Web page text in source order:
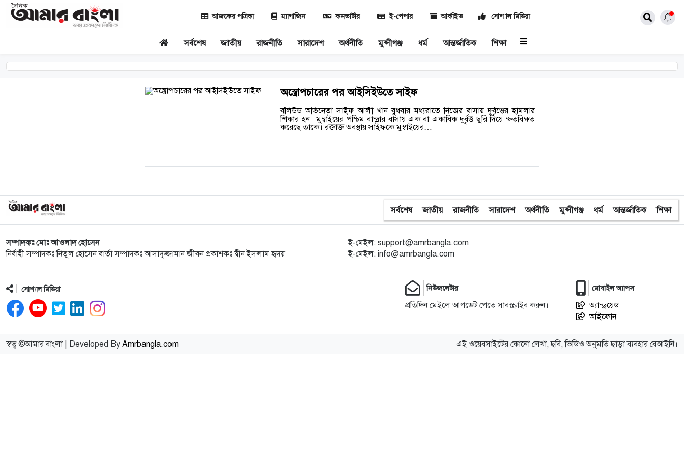
আজকের পত্রিকা ম্যাগাজিন কনভার্টার ই-পেপার আর্কাইভ সোশ্যাল মিডিয়া
সর্বশেষ জাতীয় রাজনীতি সারাদেশ অর্থনীতি মুন্সীগঞ্জ ধর্ম আন্তর্জাতিক শিক্ষা
অস্ত্রোপচারের পর আইসিইউতে সাইফ
বলিউড অভিনেতা সাইফ আলী খান বুধবার মধ্যরাতে নিজের বাসায় দুর্বৃত্তের হামলার
শিকার হন। মুম্বাইয়ের পশ্চিম বান্দ্রার বাসায় এক বা একাধিক দুর্বৃত্ত ছুরি দিয়ে ক্ষতবিক্ষত
করেছে তাকে। রক্তাক্ত অবস্থায় সাইফকে মুম্বাইয়ের…
সর্বশেষ জাতীয় রাজনীতি সারাদেশ অর্থনীতি মুন্সীগঞ্জ ধর্ম আন্তর্জাতিক শিক্ষা
সম্পাদকঃ মোঃ আওলাদ হোসেন
নির্বাহী সম্পাদকঃ নিতুল হোসেন বার্তা সম্পাদকঃ আসাদুজ্জামান জীবন প্রকাশকঃ দ্বীন ইসলাম হৃদয়
ই-মেইল: support@amrbangla.com
ই-মেইল: info@amrbangla.com
সোশ্যাল মিডিয়া নিউজলেটার
প্রতিদিন মেইলে আপডেট পেতে সাবস্ক্রাইব করুন।
মোবাইল অ্যাপস
অ্যান্ড্রয়েড
আইফোন
স্বত্ব ©আমার বাংলা | Developed By Amrbangla.com এই ওয়েবসাইটের কোনো লেখা, ছবি, ভিডিও অনুমতি ছাড়া ব্যবহার বেআইনি।